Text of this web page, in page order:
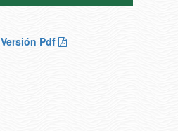
Versión Pdf